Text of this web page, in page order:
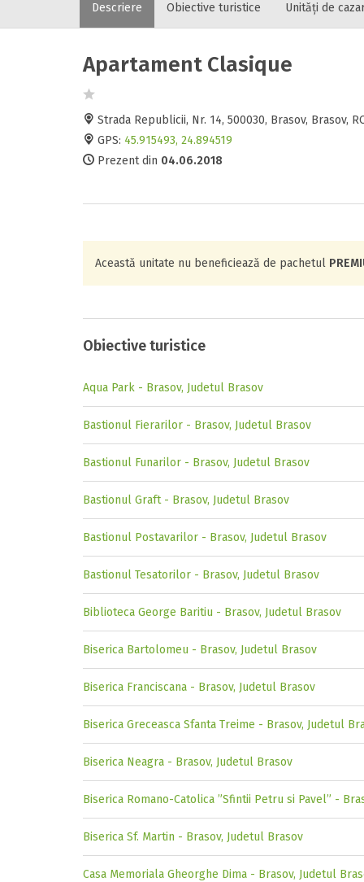
Descriere Obiective turistice Unități de
Apartament Clasique
Strada Republicii, Nr. 14, 500030, Brasov, Brasov,
GPS: 45.915493, 24.894519
Prezent din 04.06.2018
Această unitate nu beneficiează de pachetul
Obiective turistice
Aqua Park - Brasov, Judetul Brasov
Bastionul Fierarilor - Brasov, Judetul Brasov
Bastionul Funarilor - Brasov, Judetul Brasov
Bastionul Graft - Brasov, Judetul Brasov
Bastionul Postavarilor - Brasov, Judetul Brasov
Bastionul Tesatorilor - Brasov, Judetul Brasov
Biblioteca George Baritiu - Brasov, Judetul Brasov
Biserica Bartolomeu - Brasov, Judetul Brasov
Biserica Franciscana - Brasov, Judetul Brasov
Biserica Greceasca Sfanta Treime - Brasov, Judetul
Biserica Neagra - Brasov, Judetul Brasov
Biserica Romano-Catolica ”Sfintii Petru si Pavel” -
Biserica Sf. Martin - Brasov, Judetul Brasov
Casa Memoriala Gheorghe Dima - Brasov, Judetul